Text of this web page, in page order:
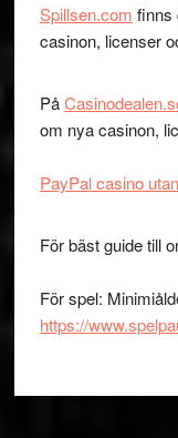
Spillsen.com finns
casinon, licenser
På
om nya casinon,
PayPal casino
För bäst guide till
För spel:
https://